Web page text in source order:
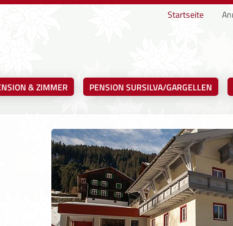
Startseite
& ZIMMER PENSION SURSILVA/GARGELLEN